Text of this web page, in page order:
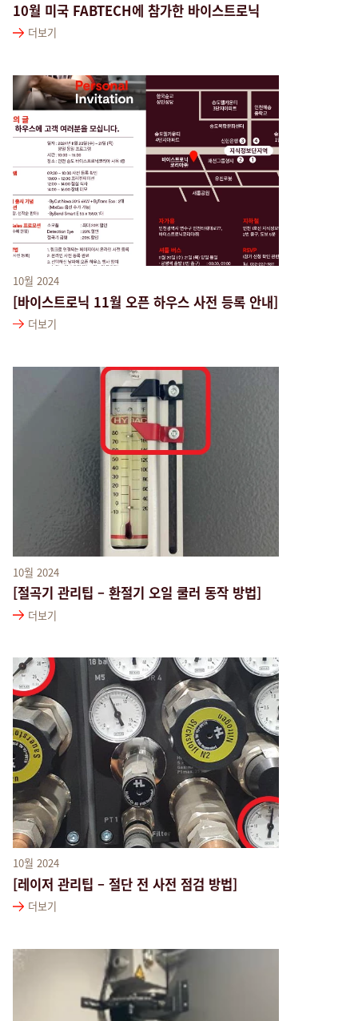
10월 미국 FABTECH에 참가한 바이스트로닉
더보기
10월 2024
[바이스트로닉 11월 오픈 하우스 사전 등록 안내]
더보기
10월 2024
[절곡기 관리팁 – 환절기 오일 쿨러 동작 방법]
더보기
10월 2024
[레이저 관리팁 – 절단 전 사전 점검 방법]
더보기